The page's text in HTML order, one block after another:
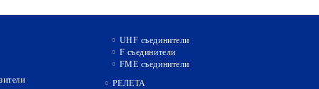
UHF съединители
F съединители
FME съединители
РЕЛЕТА